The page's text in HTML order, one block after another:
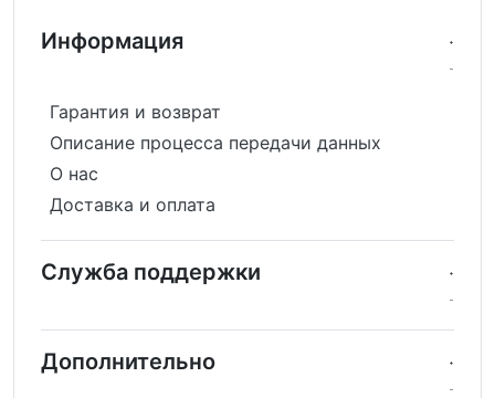
Информация
Гарантия и возврат
Описание процесса передачи данных
О нас
Доставка и оплата
Служба поддержки
Дополнительно